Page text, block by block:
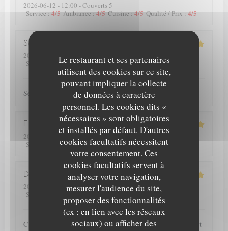
Le restaurant et ses partenaires
utilisent des cookies sur ce site,
pouvant impliquer la collecte
de données à caractère
personnel. Les cookies dits «
nécessaires » sont obligatoires
et installés par défaut. D'autres
cookies facultatifs nécessitent
votre consentement. Ces
cookies facultatifs servent à
analyser votre navigation,
mesurer l'audience du site,
proposer des fonctionnalités
(ex : en lien avec les réseaux
sociaux) ou afficher des
2026-06-12 - 12:00 - Couverts 5
Service:4/5 Ambiance:4/5 Cuisine:4/5 Qualité / Prix:4/5
Samuel
2026-06-10
- 19:00 - Couverts 4
Service
/5 Ambiance: 5/5 Cuisine :5/5 Qualité / Prix
Service et plats de qualité.
Elise
2026-06-13
- 12:00 - Couverts 4
Service
/5 Ambiance:5/5 Cuisine: 5/5 Qualité / Prix
Deprez
2026-06-12
- 20:00 - Couverts 2
Service
Ambiance: 5 /5 Cuisine: 5/5 Qualité / Prix
C est la seconde fois que nous nous rendons dans ce restaurant